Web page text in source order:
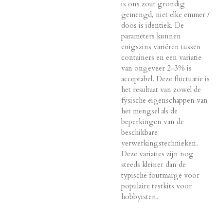
is ons zout grondig
gemengd, niet elke emmer /
doos is identiek. De
parameters kunnen
enigszins variëren tussen
containers en een variatie
van ongeveer 2-3% is
acceptabel. Deze fluctuatie is
het resultaat van zowel de
fysische eigenschappen van
het mengsel als de
beperkingen van de
beschikbare
verwerkingstechnieken.
Deze variaties zijn nog
steeds kleiner dan de
typische foutmarge voor
populaire testkits voor
hobbyisten.